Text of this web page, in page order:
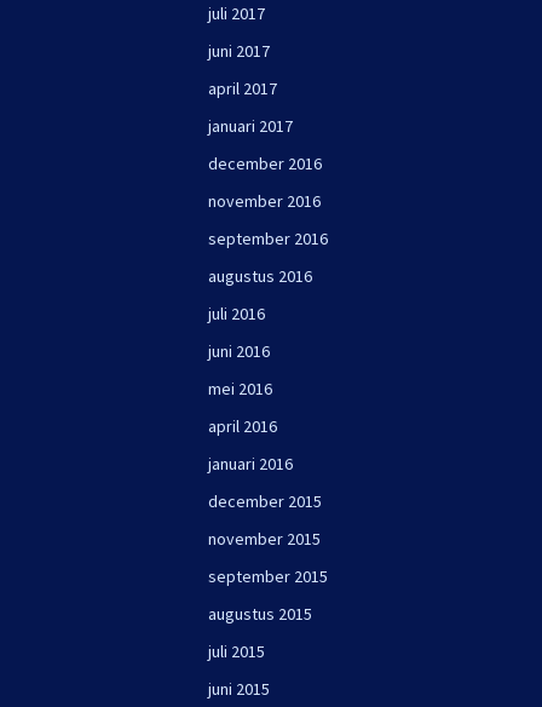
juli 2017
juni 2017
april 2017
januari 2017
december 2016
november 2016
september 2016
augustus 2016
juli 2016
juni 2016
mei 2016
april 2016
januari 2016
december 2015
november 2015
september 2015
augustus 2015
juli 2015
juni 2015